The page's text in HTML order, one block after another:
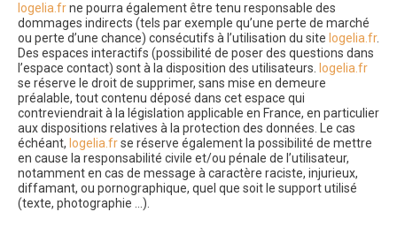
logelia.frne pourra également être tenu responsable des
dommages indirects (tels par exemple qu’une perte de marché
ou perte d’une chance) consécutifs à l’utilisation du site logelia.fr.
Des espaces interactifs (possibilité de poser des questions dans
l’espace contact) sont à la disposition des utilisateurs.
logelia.fr
se réserve le droit de supprimer, sans mise en demeure
préalable, tout contenu déposé dans cet espace qui
contreviendrait à la législation applicable en France, en particulier
aux dispositions relatives à la protection des données. Le cas
échéant, logelia.frse réserve également la possibilité de mettre
en cause la responsabilité civile et/ou pénale de l’utilisateur,
notamment en cas de message à caractère raciste, injurieux,
diffamant, ou pornographique, quel que soit le support utilisé
(texte, photographie …).